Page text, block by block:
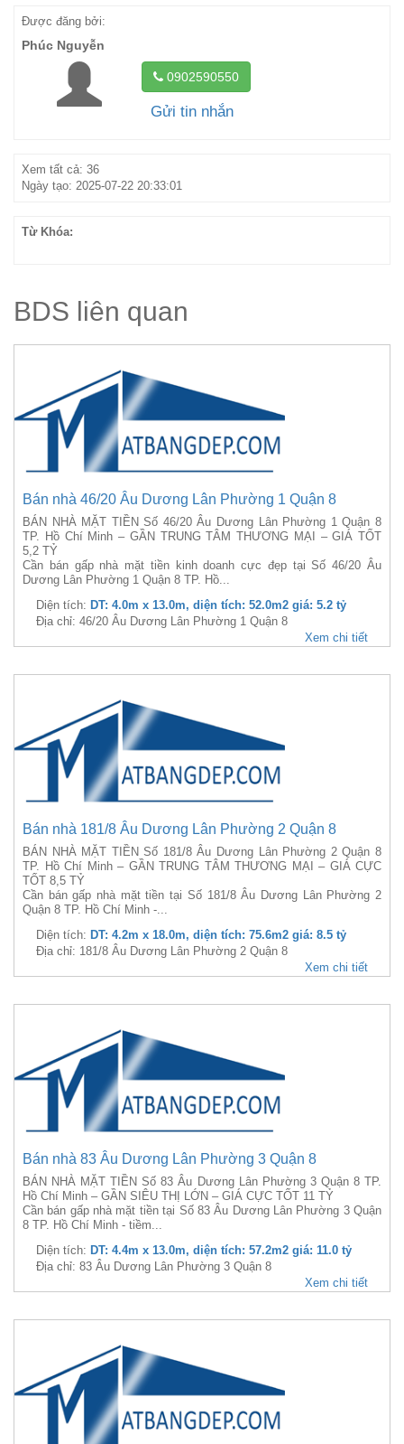
Được đăng bởi:
Phúc Nguyễn
0902590550
Gửi tin nhắn
Xem tất cả: 36
Ngày tạo: 2025-07-22 20:33:01
Từ Khóa:
BDS liên quan
Bán nhà 46/20 Âu Dương Lân Phường 1 Quận 8
BÁN NHÀ MẶT TIỀN Số 46/20 Âu Dương Lân Phường 1 Quận 8
TP. Hồ Chí Minh – GẦN TRUNG TÂM THƯƠNG MẠI – GIÁ TỐT
5,2 TỶ
Cần bán gấp nhà mặt tiền kinh doanh cực đẹp tại Số 46/20 Âu
Dương Lân Phường 1 Quận 8 TP. Hồ...
Diện tích: DT: 4.0m x 13.0m, diện tích: 52.0m2 giá: 5.2 tỷ
Địa chỉ: 46/20 Âu Dương Lân Phường 1 Quận 8
Xem chi tiết
Bán nhà 181/8 Âu Dương Lân Phường 2 Quận 8
BÁN NHÀ MẶT TIỀN Số 181/8 Âu Dương Lân Phường 2 Quận 8
TP. Hồ Chí Minh – GẦN TRUNG TÂM THƯƠNG MẠI – GIÁ CỰC
TỐT 8,5 TỶ
Cần bán gấp nhà mặt tiền tại Số 181/8 Âu Dương Lân Phường 2
Quận 8 TP. Hồ Chí Minh -...
Diện tích: DT: 4.2m x 18.0m, diện tích: 75.6m2 giá: 8.5 tỷ
Địa chỉ: 181/8 Âu Dương Lân Phường 2 Quận 8
Xem chi tiết
Bán nhà 83 Âu Dương Lân Phường 3 Quận 8
BÁN NHÀ MẶT TIỀN Số 83 Âu Dương Lân Phường 3 Quận 8 TP.
Hồ Chí Minh – GẦN SIÊU THỊ LỚN – GIÁ CỰC TỐT 11 TỶ
Cần bán gấp nhà mặt tiền tại Số 83 Âu Dương Lân Phường 3 Quận
8 TP. Hồ Chí Minh - tiềm...
Diện tích: DT: 4.4m x 13.0m, diện tích: 57.2m2 giá: 11.0 tỷ
Địa chỉ: 83 Âu Dương Lân Phường 3 Quận 8
Xem chi tiết